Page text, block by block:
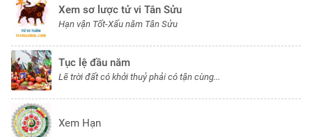
Xem sơ lược tử vi Tân Sửu
Hạn vận Tốt-Xấu năm Tân Sửu
Tục lệ đầu năm
Lẽ trời đất có khởi thuỷ phải có tận cùng...
Xem Hạn